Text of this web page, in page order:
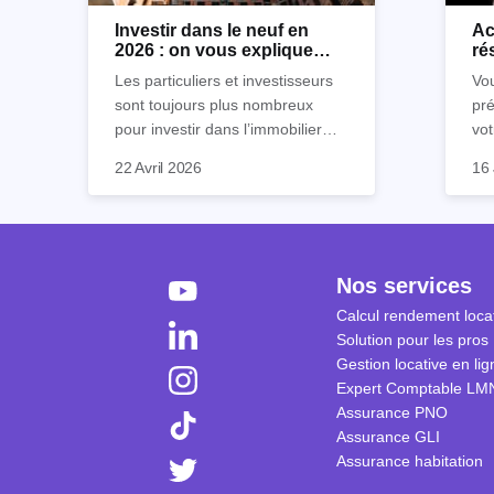
Investir dans le neuf en
2026 : on vous explique
Les particuliers et investisseurs
sont toujours plus nombreux
pour investir dans l’immobilier
nombreux avantages à choisir ce
expliquons tout dans cet article.
22 Avril 2026
la
16
Nos services
Calcul rendement
Solution pour les pros
Gestion locative en
Expert Comptable
Assurance PNO
Assurance GLI
Assurance habitation